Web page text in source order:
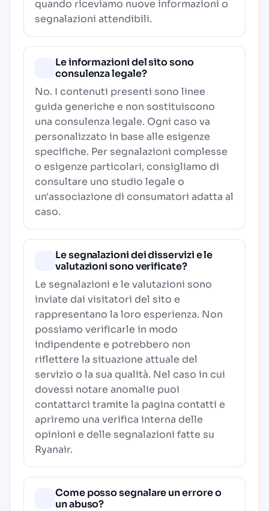
quando riceviamo nuove informazioni o
segnalazioni attendibili.
Le informazioni del sito sono
consulenza legale?
No. I contenuti presenti sono linee
guida generiche e non sostituiscono
una consulenza legale. Ogni caso va
personalizzato in base alle esigenze
specifiche. Per segnalazioni complesse
o esigenze particolari, consigliamo di
consultare uno studio legale o
un'associazione di consumatori adatta al
caso.
Le segnalazioni dei disservizi e le
valutazioni sono verificate?
Le segnalazioni e le valutazioni sono
inviate dai visitatori del sito e
rappresentano la loro esperienza. Non
possiamo verificarle in modo
indipendente e potrebbero non
riflettere la situazione attuale del
servizio o la sua qualità. Nel caso in cui
dovessi notare anomalie puoi
contattarci tramite la pagina contatti e
apriremo una verifica interna delle
opinioni e delle segnalazioni fatte su
Ryanair.
Come posso segnalare un errore o
un abuso?